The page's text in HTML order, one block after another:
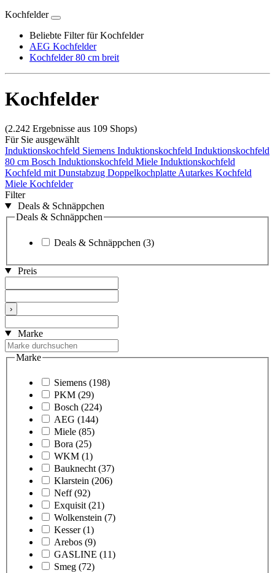
Kochfelder
Beliebte Filter für Kochfelder
AEG Kochfelder
Kochfelder 80 cm breit
Kochfelder
(2.242 Ergebnisse aus 109 Shops)
Für Sie ausgewählt
Induktionskochfeld Siemens Induktionskochfeld Induktionskochfeld
80 cm Bosch Induktionskochfeld Miele Induktionskochfeld
Kochfeld mit Dunstabzug Doppelkochplatte Autarkes Kochfeld
Miele Kochfelder
Filter
Deals & Schnäppchen
Deals & Schnäppchen
Deals & Schnäppchen (3)
Preis
›
Marke
Marke
Siemens (198)
PKM (29)
Bosch (224)
AEG (144)
Miele (85)
Bora (25)
WKM (1)
Bauknecht (37)
Klarstein (206)
Neff (92)
Exquisit (21)
Wolkenstein (7)
Kesser (1)
Arebos (9)
GASLINE (11)
Smeg (72)